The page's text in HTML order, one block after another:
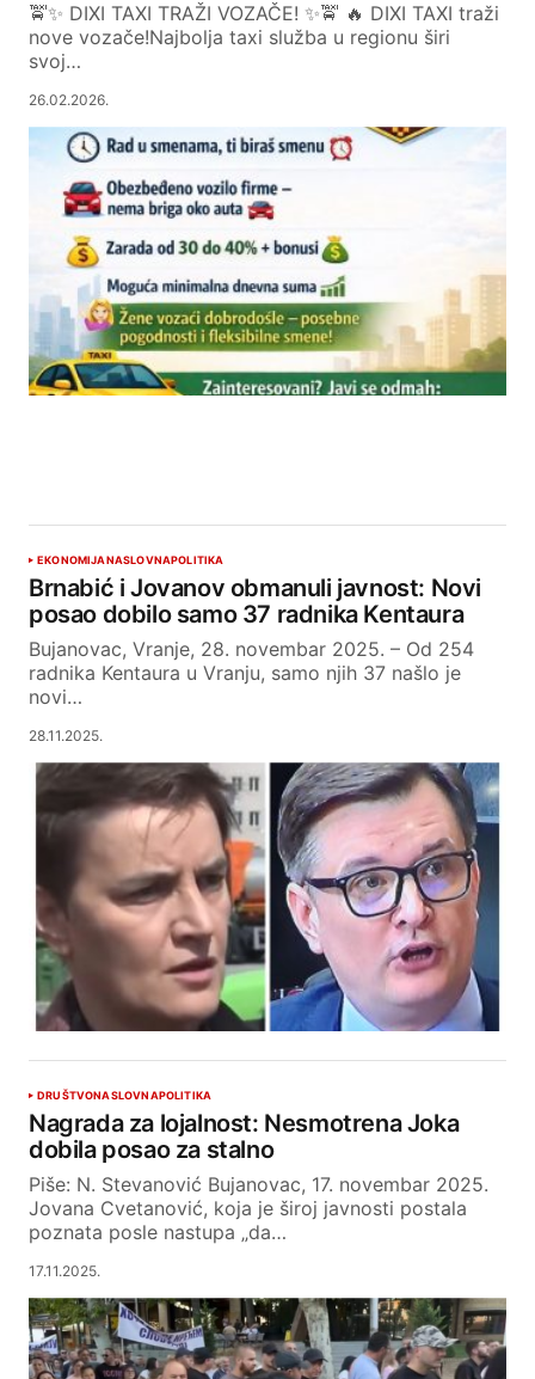
🚖✨ DIXI TAXI TRAŽI VOZAČE! ✨🚖 🔥 DIXI TAXI traži
nove vozače!Najbolja taxi služba u regionu širi
svoj…
26.02.2026.
EKONOMIJANASLOVNAPOLITIKA
Brnabić i Jovanov obmanuli javnost: Novi
posao dobilo samo 37 radnika Kentaura
Bujanovac, Vranje, 28. novembar 2025. – Od 254
radnika Kentaura u Vranju, samo njih 37 našlo je
novi…
28.11.2025.
DRUŠTVONASLOVNAPOLITIKA
Nagrada za lojalnost: Nesmotrena Joka
dobila posao za stalno
Piše: N. Stevanović Bujanovac, 17. novembar 2025.
Jovana Cvetanović, koja je široj javnosti postala
poznata posle nastupa „da…
17.11.2025.